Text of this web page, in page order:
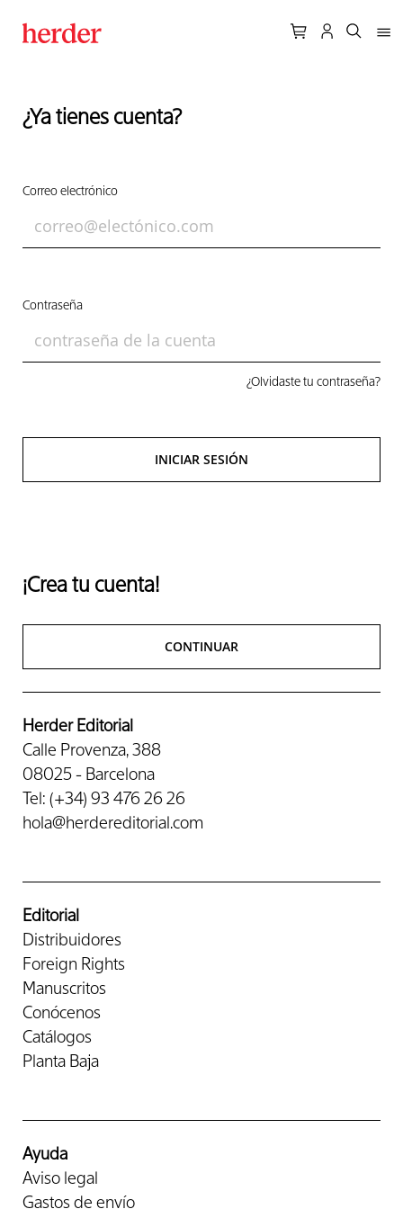
¿Ya tienes cuenta?
Correo electrónico
Contraseña
¿Olvidaste tu contraseña?
INICIAR SESIÓN
¡Crea tu cuenta!
CONTINUAR
Herder Editorial
Calle Provenza, 388
08025 - Barcelona
Tel: (+34) 93 476 26 26
hola@herdereditorial.com
Editorial
Distribuidores
Foreign Rights
Manuscritos
Conócenos
Catálogos
Planta Baja
Ayuda
Aviso legal
Gastos de envío